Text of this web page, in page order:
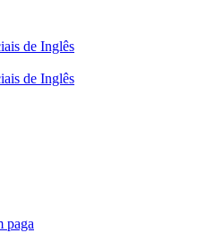
de Inglês
de Inglês
paga